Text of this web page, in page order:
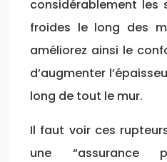
considérablement les
froides le long des
améliorez ainsi le
d’augmenter
long de tout le mur.
Il faut voir ces
une “assurance